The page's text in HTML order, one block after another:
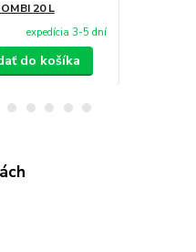
20 L
expedícia 3-5 dní
do košíka